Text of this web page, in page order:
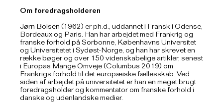
Om foredragsholderen
Jørn Boisen (1962) er ph.d., uddannet i Fransk i Odense,
Bordeaux og Paris. Han har arbejdet med Frankrig og
franske forhold på Sorbonne, Københavns Universitet
og Universitetet i Sydøst-Norge, og han har skrevet en
række bøger og over 150 videnskabelige artikler, senest
i Europas Mange Omveje (Columbus 2019) om
Frankrigs forhold til det europæiske fællesskab. Ved
siden af arbejdet på universitetet er han en meget brugt
foredragsholder og kommentator om franske forhold i
danske og udenlandske medier.